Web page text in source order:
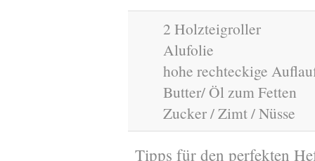
2 Holzteigroller
Alufolie
hohe rechteckige
Butter/ Öl zum Fetten
Zucker / Zimt / Nüsse
Tipps für den perfekten